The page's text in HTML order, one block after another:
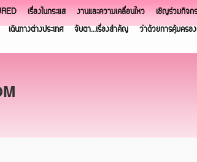
เรื่องในกระแส งานและความเคลื่อนไหว เชิญร่วมกิจก
เดินทางต่างประเทศ จับตา…เรื่องสำคัญ ว่าด้วยการคุ้มครอ